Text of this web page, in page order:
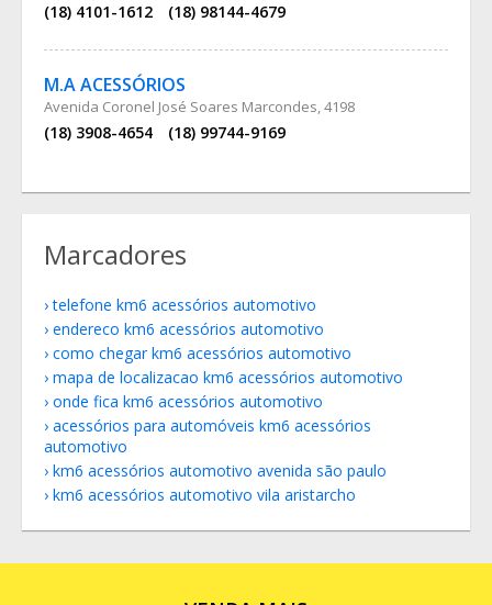
(18) 4101-1612 (18) 98144-4679
M.A ACESSÓRIOS
Avenida Coronel José Soares Marcondes, 4198
(18) 3908-4654 (18) 99744-9169
Marcadores
telefone km6 acessórios automotivo
endereco km6 acessórios automotivo
como chegar km6 acessórios automotivo
mapa de localizacao km6 acessórios automotivo
onde fica km6 acessórios automotivo
acessórios para automóveis km6 acessórios
automotivo
km6 acessórios automotivo avenida são paulo
km6 acessórios automotivo vila aristarcho